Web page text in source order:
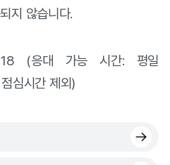
지 않습니다.
(응대 가능 시간: 평일
심시간 제외)